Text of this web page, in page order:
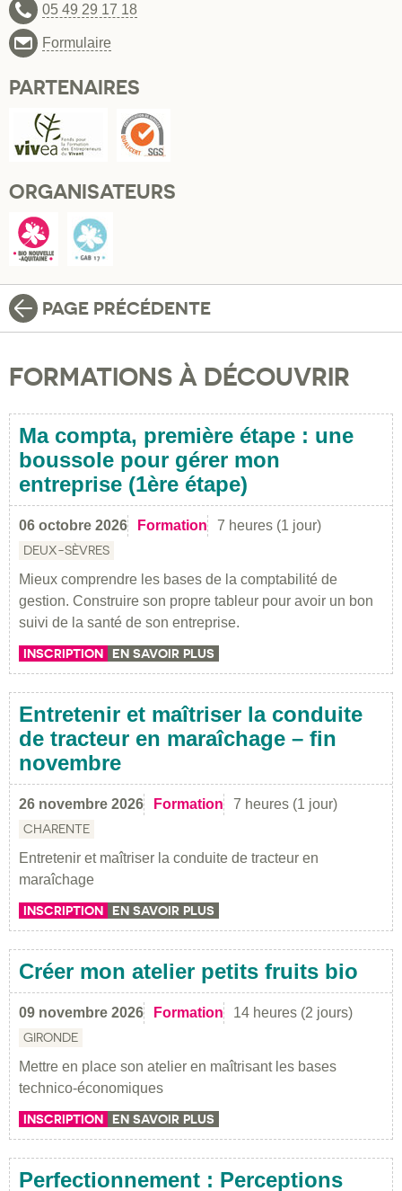
05 49 29 17 18
Formulaire
PARTENAIRES
ORGANISATEURS
PAGE PRÉCÉDENTE
FORMATIONS À DÉCOUVRIR
Ma compta, première étape : une
boussole pour gérer mon
entreprise (1ère étape)
06 octobre 2026 Formation 7 heures (1 jour)
DEUX-SÈVRES
Mieux comprendre les bases de la comptabilité de
gestion. Construire son propre tableur pour avoir un bon
suivi de la santé de son entreprise.
INSCRIPTION EN SAVOIR PLUS
Entretenir et maîtriser la conduite
de tracteur en maraîchage – fin
novembre
26 novembre 2026 Formation 7 heures (1 jour)
CHARENTE
Entretenir et maîtriser la conduite de tracteur en
maraîchage
INSCRIPTION EN SAVOIR PLUS
Créer mon atelier petits fruits bio
09 novembre 2026 Formation 14 heures (2 jours)
GIRONDE
Mettre en place son atelier en maîtrisant les bases
technico-économiques
INSCRIPTION EN SAVOIR PLUS
Perfectionnement : Perceptions